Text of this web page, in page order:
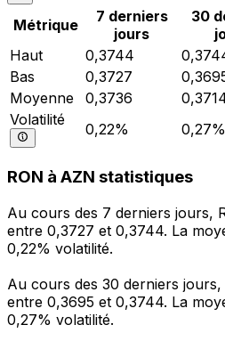
Métrique
7 derniers
jours
30
Haut
0,3744
Bas
0,3727
Moyenne
0,3736
Volatilité
0,22% 0,27%
RON à AZN statistiques
Au cours des 7 derniers jours,
entre 0,3727 et 0,3744. La
0,22% volatilité.
Au cours des 30 derniers jours,
entre 0,3695 et 0,3744. La
0,27% volatilité.